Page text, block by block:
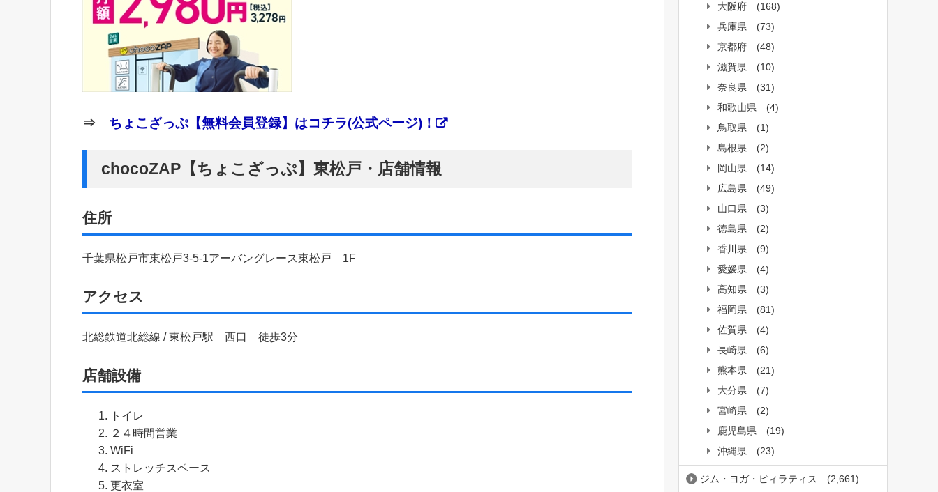
⇒ ちょこざっぷ【無料会員登録】はコチラ(公式ページ)！
chocoZAP【ちょこざっぷ】東松戸・店舗情報
住所
千葉県松戸市東松戸3-5-1アーバングレース東松戸 1F
アクセス
北総鉄道北総線 / 東松戸駅 西口 徒歩3分
店舗設備
トイレ
２４時間営業
WiFi
ストレッチスペース
更衣室
大阪府
(168)
兵庫県
(73)
京都府
(48)
滋賀県
(10)
奈良県
(31)
和歌山県
(4)
鳥取県
(1)
島根県
(2)
岡山県
(14)
広島県
(49)
山口県
(3)
徳島県
(2)
香川県
(9)
愛媛県
(4)
高知県
(3)
福岡県
(81)
佐賀県
(4)
長崎県
(6)
熊本県
(21)
大分県
(7)
宮崎県
(2)
鹿児島県
(19)
沖縄県
(23)
ジム・ヨガ・ピィラティス
(2,661)